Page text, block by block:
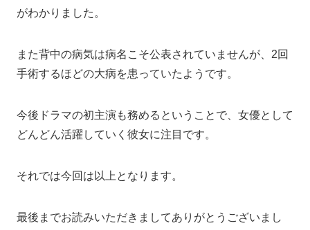
がわかりました。
また背中の病気は病名こそ公表されていませんが、2回
手術するほどの大病を患っていたようです。
今後ドラマの初主演も務めるということで、女優として
どんどん活躍していく彼女に注目です。
それでは今回は以上となります。
最後までお読みいただきましてありがとうございまし